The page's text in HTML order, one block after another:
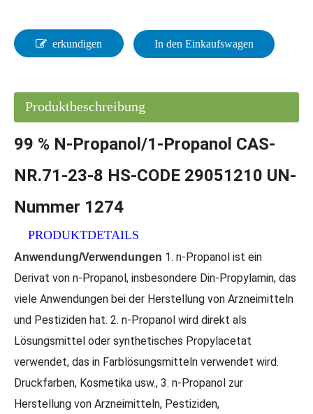
Hochwertiger, heißer Verkauf 3-Chlor-1, 2-Propandiol CAS 96-24-2
Pulver aus Vinylacetat in Industriequalität
erkundigen In den Einkaufswagen
Produktbeschreibung
99 % N-Propanol/1-Propanol CAS-
NR.71-23-8 HS-CODE 29051210 UN-
Nummer 1274
PRODUKTDETAILS
Anwendung/Verwendungen 1. n-Propanol ist ein
Derivat von n-Propanol, insbesondere Din-Propylamin, das
viele Anwendungen bei der Herstellung von Arzneimitteln
und Pestiziden hat. 2. n-Propanol wird direkt als
Lösungsmittel oder synthetisches Propylacetat
verwendet, das in Farblösungsmitteln verwendet wird.
Druckfarben, Kosmetika usw., 3. n-Propanol zur
Herstellung von Arzneimitteln, Pestiziden,